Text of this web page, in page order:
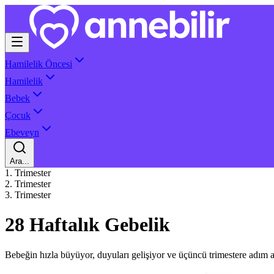
Hamilelik Öncesi
Hamilelik
Bebek
Çocuk
Ebeveyn
Ara...
1. Trimester
2. Trimester
3. Trimester
28 Haftalık Gebelik
Bebeğin hızla büyüyor, duyuları gelişiyor ve üçüncü trimestere adım